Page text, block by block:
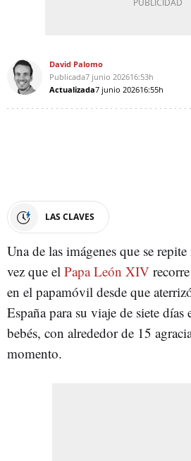
David Palomo
Publicada7 junio 202616:53h
Actualizada7 junio 202616:55h
LAS CLAVES
Una de las imágenes que se
vez que el Papa León XIV
en el papamóvil desde que
España para su viaje de siete
bebés, con alrededor de 15
momento.